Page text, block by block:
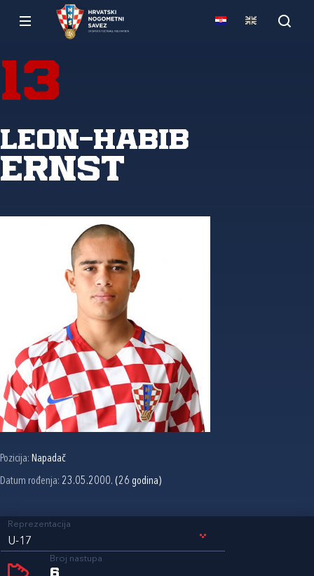
13
Leon-Habib
Ernst
Pozicija: Napadač
Datum rođenja: 23.05.2000. (26 godina)
Reprezentacija
U-17
Broj nastupa
6